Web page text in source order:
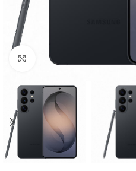
Click to enlarge